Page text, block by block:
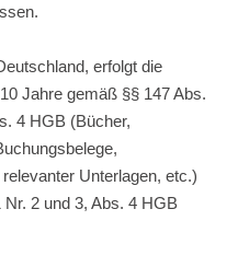
erfolgt die
Jahre gemäß §§ 147 Abs.
4 HGB (Bücher,
Unterlagen, etc.)
2 und 3, Abs. 4 HGB